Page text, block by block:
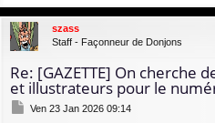
e
szass
Staff - Façonneur de Donjons
Re: [GAZETTE] On cherche
et illustrateurs pour le
M
Ven 23 Jan 2026 09:14